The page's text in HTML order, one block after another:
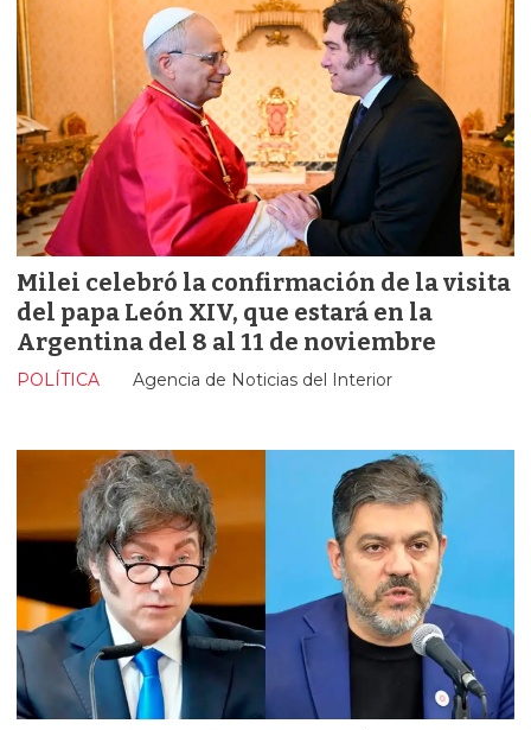
Milei celebró la confirmación de la visita
del papa León XIV, que estará en la
Argentina del 8 al 11 de noviembre
Agencia de Noticias del Interior
POLÍTICA